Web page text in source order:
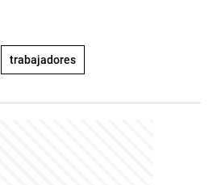
trabajadores